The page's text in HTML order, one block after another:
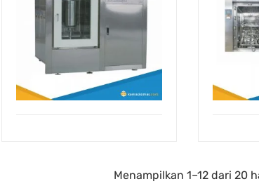
Menampilkan 1–12 dari 20